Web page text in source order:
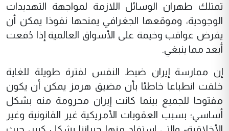
تمتلك طهران الوسائل اللازمة لمواجهة التهديدات
الوجودية، وموقعها الجغرافي يمنحها نفوذا يمكن أن
يفرض عواقب وخيمة على الأسواق العالمية إذا دُفعت
أبعد مما ينبغي.
إن ممارسة إيران ضبط النفس لفترة طويلة للغاية
خلقت انطباعا خاطئا بأن مضيق هرمز يمكن أن يكون
مفتوحا للجميع بينما كانت إيران محرومة منه بشكل
أساسي؛ بسبب العقوبات الأمريكية غير القانونية وغير